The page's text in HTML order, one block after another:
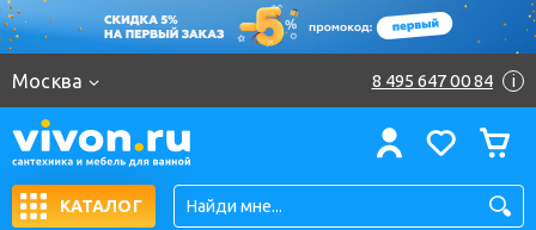
Москва 8 495 647 00 84 i
КАТАЛОГ